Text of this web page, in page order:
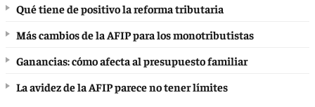
Qué tiene de positivo la reforma tributaria
Más cambios de la AFIP para los monotributistas
Ganancias: cómo afecta al presupuesto familiar
La avidez de la AFIP parece no tener límites